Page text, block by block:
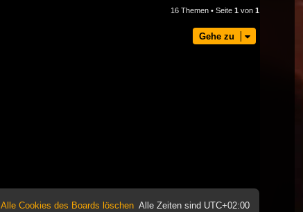
16 Themen • Seite 1 von 1
Gehe zu
Alle Zeiten sind UTC+02:00
Alle Cookies des Boards löschen